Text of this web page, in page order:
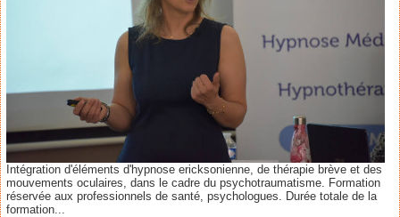
Intégration d'éléments d'hypnose ericksonienne, de thérapie brève et des
mouvements oculaires, dans le cadre du psychotraumatisme. Formation
réservée aux professionnels de santé, psychologues. Durée totale de la
formation...